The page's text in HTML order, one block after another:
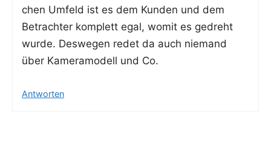
chen Umfeld ist es dem Kun­den und dem
Betrach­ter kom­plett egal, womit es gedreht
wur­de. Des­we­gen redet da auch nie­mand
über Kame­ra­mo­dell und Co.
Antworten